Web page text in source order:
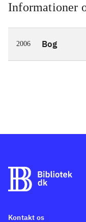
Informationer
2006 Bog
Kontakt os